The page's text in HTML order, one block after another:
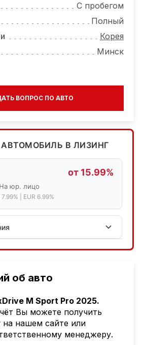
об авто
M Sport Pro 2025.
Вы можете получить
на нашем сайте или
менеджеру.
С пробегом
Полный
Корея
Минск
ВОПРОС ПО АВТО
АВТОМОБИЛЬ В ЛИЗИНГ
от 15.99%
юр. лицо
| EUR 6.99%
| USD 7.99% | EUR 6.99%
"Проще простого" 18.9%